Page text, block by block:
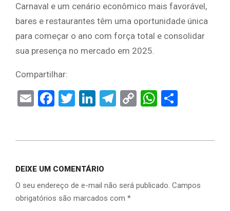
Carnaval e um cenário econômico mais favorável,
bares e restaurantes têm uma oportunidade única
para começar o ano com força total e consolidar
sua presença no mercado em 2025.
Compartilhar:
EmailFacebook
Twitter
LinkedIn
Telegram
Copy
DEIXE UM COMENTÁRIO
O seu endereço de e-mail não será publicado. Campos
obrigatórios são marcados com *